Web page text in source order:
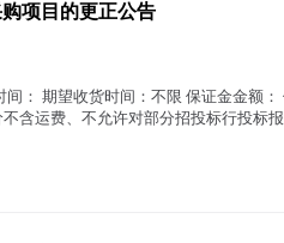
项目的更正公告
： 期望收货时间：不限 保证金金额
含运费、不允许对部分招投标行投标